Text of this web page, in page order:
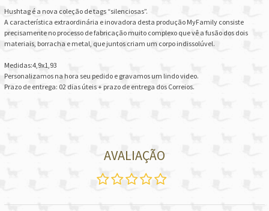
Hushtag é a nova coleção de tags “silenciosas”.
A característica extraordinária e inovadora desta produção MyFamily consiste
precisamente no processo de fabricação muito complexo que vê a fusão dos dois
materiais, borracha e metal, que juntos criam um corpo indissolúvel.
Medidas:4,9x1,93
Personalizamos na hora seu pedido e gravamos um lindo video.
Prazo de entrega: 02 dias úteis + prazo de entrega dos Correios.
AVALIAÇÃO